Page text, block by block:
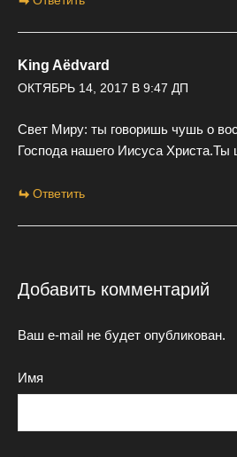
King Aёdvard
ОКТЯБРЬ 14, 2017 В 9:47 ДП
Свет Миру: ты говоришь чушь о
Господа нашего Иисуса Христа.Ты
Ответить
Добавить комментарий
Ваш e-mail не будет опубликован.
Имя